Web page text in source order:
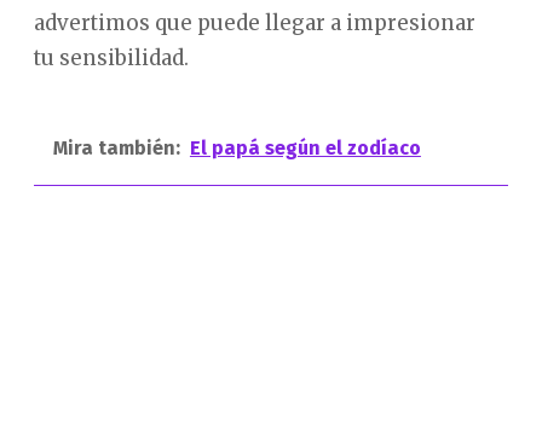
advertimos que puede llegar a impresionar
tu sensibilidad.
Mira también: El papá según el zodíaco